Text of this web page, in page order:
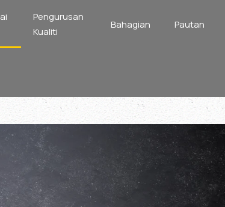
Pengurusan
Kualiti
Bahagian Pautan